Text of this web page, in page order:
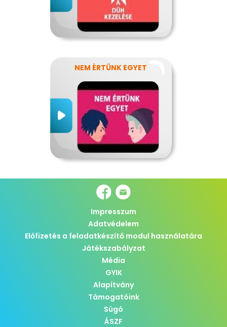
NEM ÉRTÜNK EGYET
Impresszum
Adatvédelem
Előfizetés a feladatkészítő modul használatára
Játékszabályzat
Média
GYIK
Alapítvány
Támogatóink
Súgó
ÁSZF